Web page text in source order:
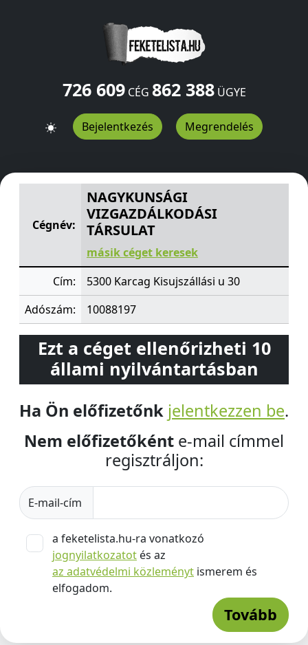
726 609CÉG 862 388ÜGYE
Bejelentkezés Megrendelés
NAGYKUNSÁGI VIZGAZDÁLKODÁSI TÁRSULAT
Cégnév:
NAGYKUNSÁGI
VIZGAZDÁLKODÁSI
TÁRSULAT
másik céget keresek
Cím:
5300 Karcag Kisujszállási u 30
Adószám:
10088197
Ezt a céget ellenőrizheti 10
állami nyilvántartásban
Ha Ön előfizetőnk jelentkezzen be.
Nem előfizetőként e-mail címmel
regisztráljon:
E-mail-cím
a feketelista.hu-ra vonatkozó
jognyilatkozatot és az
az adatvédelmi közleményt ismerem és
elfogadom.
Tovább